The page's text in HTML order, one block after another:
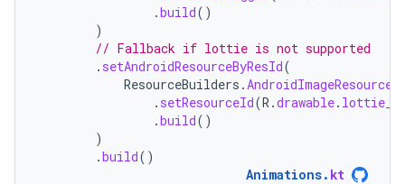
.build()
)
// Fallback if lottie is not supported
. setAndroidResourceByResId(
ResourceBuilders .
. setResourceId(R .drawable.
.build()
)
.build()
Animations. kt